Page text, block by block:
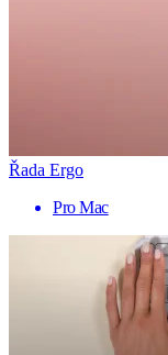
Řada Ergo
Pro Mac